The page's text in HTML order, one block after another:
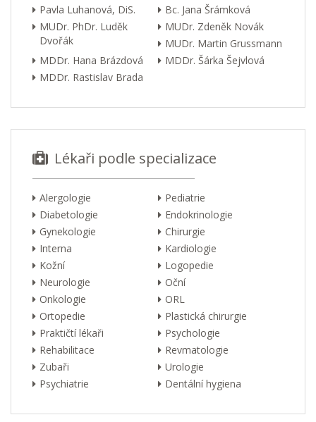
Pavla Luhanová, DiS.
Bc. Jana Šrámková
MUDr. PhDr. Luděk
Dvořák
MUDr. Zdeněk Novák
MUDr. Martin Grussmann
MDDr. Hana Brázdová
MDDr. Šárka Šejvlová
MDDr. Rastislav Brada
Lékaři podle specializace
Alergologie
Pediatrie
Diabetologie
Endokrinologie
Gynekologie
Chirurgie
Interna
Kardiologie
Kožní
Logopedie
Neurologie
Oční
Onkologie
ORL
Ortopedie
Plastická chirurgie
Praktičtí lékaři
Psychologie
Rehabilitace
Revmatologie
Zubaři
Urologie
Psychiatrie
Dentální hygiena